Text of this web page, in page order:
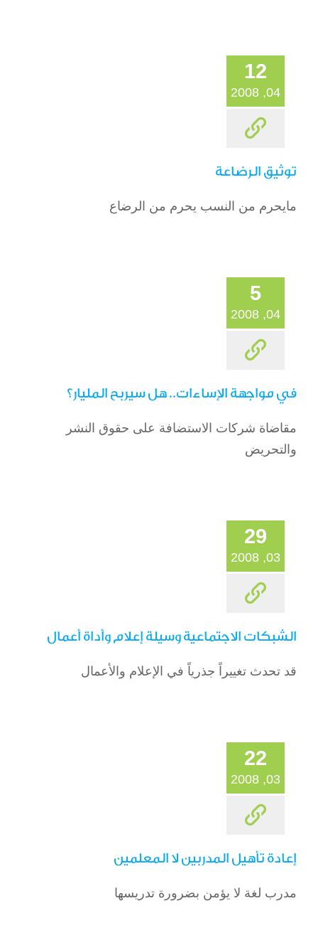
12
04, 2008
توثيق الرضاعة
مايحرم من النسب يحرم من الرضاع
5
04, 2008
في مواجهة الإساءات.. هل سيربح المليار؟
مقاضاة شركات الاستضافة على حقوق النشر
والتحريض
29
03, 2008
الشبكات الاجتماعية وسيلة إعلام وأداة أعمال
قد تحدث تغييراً جذرياً في الإعلام والأعمال
22
03, 2008
إعادة تأهيل المدربين لا المعلمين
مدرب لغة لا يؤمن بضرورة تدريسها